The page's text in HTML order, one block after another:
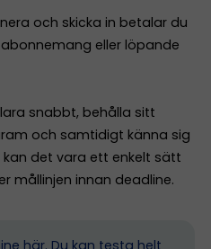
och skicka in betalar du
eller löpande
snabbt, behålla sitt
och samtidigt känna sig
det vara ett enkelt sätt
mållinjen innan deadline.
här. Du kan testa helt